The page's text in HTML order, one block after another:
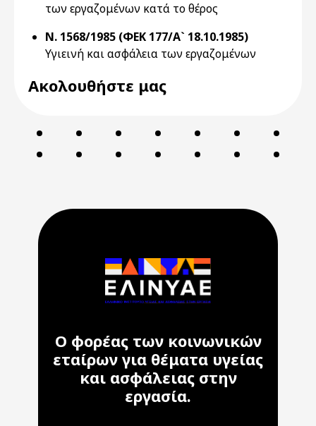
των εργαζομένων κατά το θέρος
Ν. 1568/1985 (ΦΕΚ 177/Α` 18.10.1985)
Υγιεινή και ασφάλεια των εργαζομένων
Ακολουθήστε μας
Ο φορέας των κοινωνικών
εταίρων για θέματα υγείας
και ασφάλειας στην
εργασία.